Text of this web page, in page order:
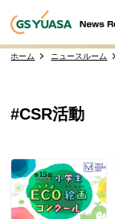
ホーム ニュースルーム
#CSR活動